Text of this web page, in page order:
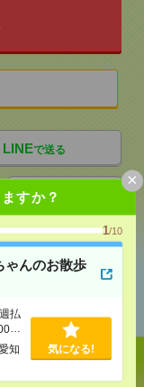
すか？
1/10
ゃんのお散歩
払
円
知
気になる!
×
LINEで送る
散歩付き添